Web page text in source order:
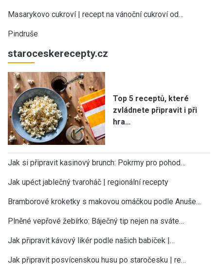
Masarykovo cukroví | recept na vánoční cukroví od…
Pindruše
staroceskerecepty.cz
Top 5 receptů, které
zvládnete připravit i při
hra…
Jak si připravit kasinový brunch: Pokrmy pro pohod…
Jak upéct jablečný tvaroháč | regionální recepty
Bramborové kroketky s makovou omáčkou podle Anuše…
Plněné vepřové žebírko: Báječný tip nejen na sváte…
Jak připravit kávový likér podle našich babiček |…
Jak připravit posvícenskou husu po staročesku | re…